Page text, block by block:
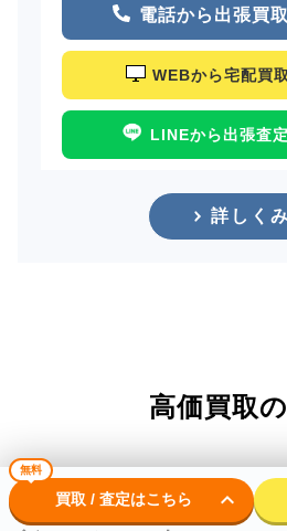
電話から出張買
WEBから宅配買
LINEから出張査
詳しく
高価買取
できるだけ
無料
買取 / 査定はこちら keyboard_arrow_down